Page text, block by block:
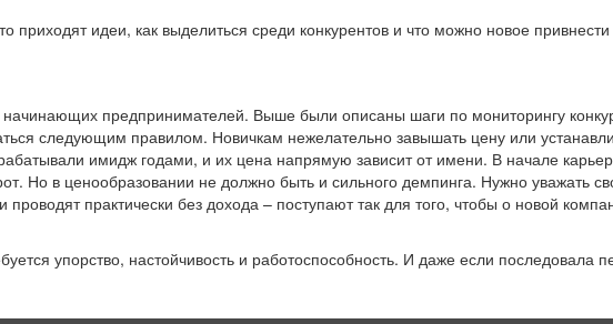
идеи, как выделиться среди конкурентов и что можно новое
начинающих предпринимателей. Выше были описаны шаги по мониторингу
следующим правилом. Новичкам нежелательно завышать цену или
имидж годами, и их цена напрямую зависит от имени. В начале
Но в ценообразовании не должно быть и сильного демпинга. Нужно уважать
практически без дохода – поступают так для того, чтобы о новой
упорство, настойчивость и работоспособность. И даже если последовала